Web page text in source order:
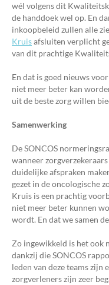
wél volgens dit
de handdoek wel op. En
inkoopbeleid zullen alle
Kruisafsluiten verplicht
van dit prachtige
En dat is goed nieuws
niet meer beter kan
uit de beste zorg willen
Samenwerking
De SONCOS
wanneer
duidelijke afspraken
gezet in de oncologische
Kruis is een prachtig
niet meer beter kunnen
wordt. En dat we samen
Zo ingewikkeld is het ook
dankzij die SONCOS
leden van deze teams zijn
zorgverleners zijn zeer